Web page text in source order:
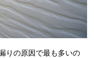
りの原因で最も多いの